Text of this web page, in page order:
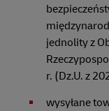
jednolity z
r. (Dz.U. z
wysyłane